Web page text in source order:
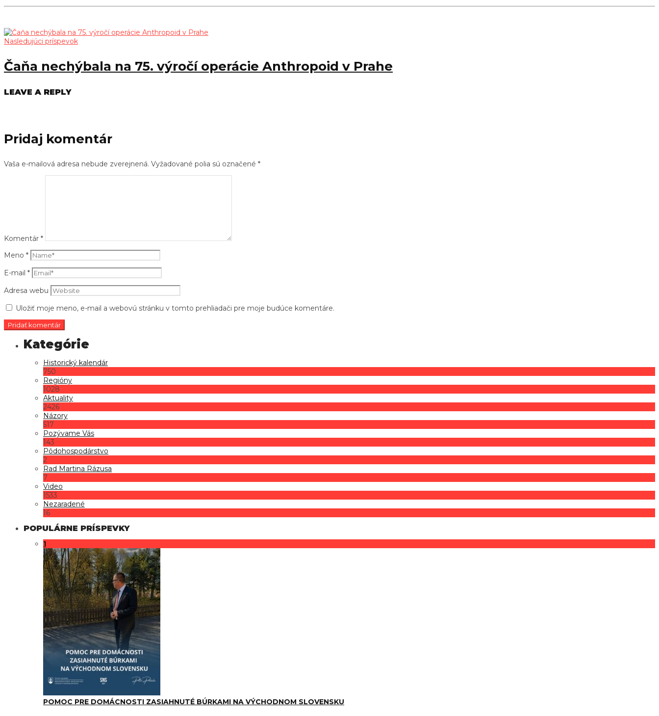
Nasledujúci príspevok
Čaňa nechýbala na 75. výročí operácie Anthropoid v Prahe
LEAVE A REPLY
Pridaj komentár
Vaša e-mailová adresa nebude zverejnená. Vyžadované polia sú označené *
Komentár *
Meno *
E-mail *
Adresa webu
Uložiť moje meno, e-mail a webovú stránku v tomto prehliadači pre moje budúce komentáre.
Historický kalendár
750
Regióny
1028
Aktuality
2426
Názory
517
Pozývame Vás
143
Pôdohospodárstvo
2
Rad Martina Rázusa
7
Video
1533
Nezaradené
16
POPULÁRNE PRÍSPEVKY
1
POMOC PRE DOMÁCNOSTI ZASIAHNUTÉ BÚRKAMI NA VÝCHODNOM SLOVENSKU